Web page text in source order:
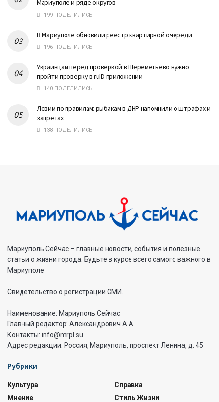
Мариуполе и ряде округов
199 ПОДЕЛИЛИСЬ
В Мариуполе обновили реестр квартирной очереди
196 ПОДЕЛИЛИСЬ
Украинцам перед проверкой в Шереметьево нужно
пройти проверку в ruID приложении
140 ПОДЕЛИЛИСЬ
Ловим по правилам: рыбакам в ДНР напомнили о штрафах и
запретах
138 ПОДЕЛИЛИСЬ
Мариуполь Сейчас – главные новости, события и полезные
статьи о жизни города. Будьте в курсе всего самого важного в
Мариуполе
Свидетельство о регистрации СМИ.
Наименование: Мариуполь Сейчас
Главный редактор: Александрович А.А.
Контакты: info@mrpl.su
Адрес редакции: Россия, Мариуполь, проспект Ленина, д. 45
Рубрики
Культура
Мнение
Справка
Стиль Жизни